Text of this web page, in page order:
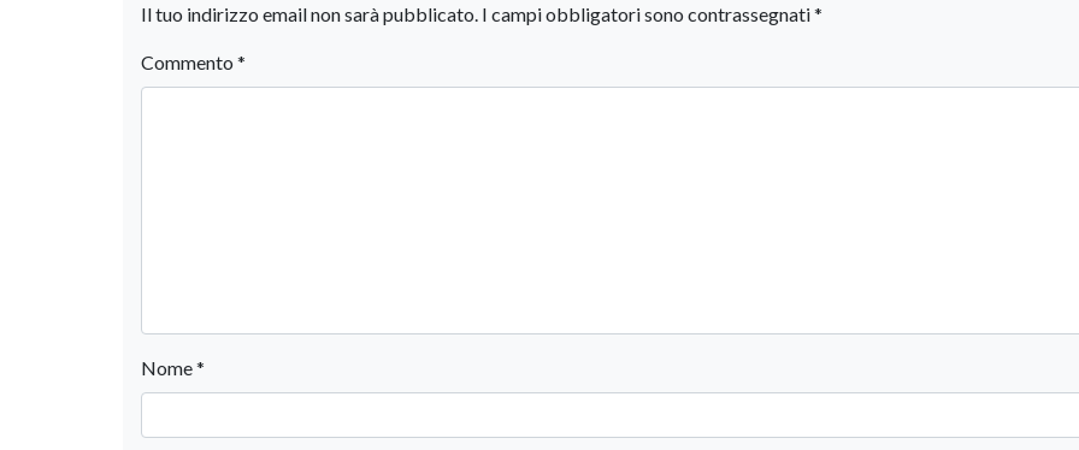
Il tuo indirizzo email non sarà pubblicato. I campi obbligatori sono contrassegnati*
Commento *
Nome*